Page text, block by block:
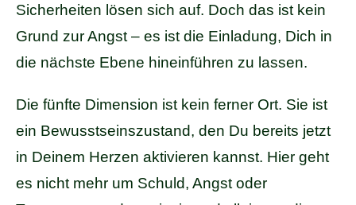
Sicherheiten lösen sich auf. Doch das ist kein
Grund zur Angst – es ist die Einladung, Dich in
die nächste Ebene hineinführen zu lassen.
Die fünfte Dimension ist kein ferner Ort. Sie ist
ein Bewusstseinszustand, den Du bereits jetzt
in Deinem Herzen aktivieren kannst. Hier geht
es nicht mehr um Schuld, Angst oder